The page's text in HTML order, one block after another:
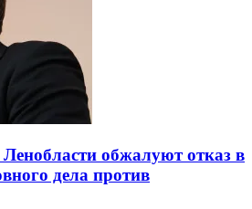
обжалуют отказ в
дела против